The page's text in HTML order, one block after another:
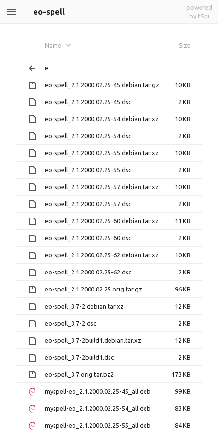
eo-spell
powered
by h5ai
Name Size
e
eo-spell_2.1.2000.02.25-45.debian.tar.gz 10 KB
eo-spell_2.1.2000.02.25-45.dsc 2 KB
eo-spell_2.1.2000.02.25-54.debian.tar.xz 10 KB
eo-spell_2.1.2000.02.25-54.dsc 2 KB
eo-spell_2.1.2000.02.25-55.debian.tar.xz 10 KB
eo-spell_2.1.2000.02.25-55.dsc 2 KB
eo-spell_2.1.2000.02.25-57.debian.tar.xz 10 KB
eo-spell_2.1.2000.02.25-57.dsc 2 KB
eo-spell_2.1.2000.02.25-60.debian.tar.xz 11 KB
eo-spell_2.1.2000.02.25-60.dsc 2 KB
eo-spell_2.1.2000.02.25-62.debian.tar.xz 10 KB
eo-spell_2.1.2000.02.25-62.dsc 2 KB
eo-spell_2.1.2000.02.25.orig.tar.gz 96 KB
eo-spell_3.7-2.debian.tar.xz 12 KB
eo-spell_3.7-2.dsc 2 KB
eo-spell_3.7-2build1.debian.tar.xz 12 KB
eo-spell_3.7-2build1.dsc 2 KB
eo-spell_3.7.orig.tar.bz2 173 KB
myspell-eo_2.1.2000.02.25-45_all.deb 99 KB
myspell-eo_2.1.2000.02.25-54_all.deb 83 KB
myspell-eo_2.1.2000.02.25-55_all.deb 84 KB